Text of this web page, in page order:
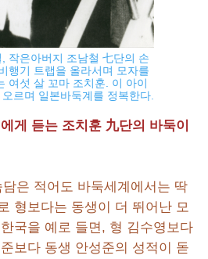
작은아버지 조남철 七단의 손
행기 트랩을 올라서며 모자를
여섯 살 꼬마 조치훈. 이 아이
르며 일본바둑계를 정복한다.
게 듣는 조치훈 九단의 바둑이
담은 적어도 바둑세계에서는 딱
형보다는 동생이 더 뛰어난 모
국을 예로 들면, 형 김수영보다
보다 동생 안성준의 성적이 돋